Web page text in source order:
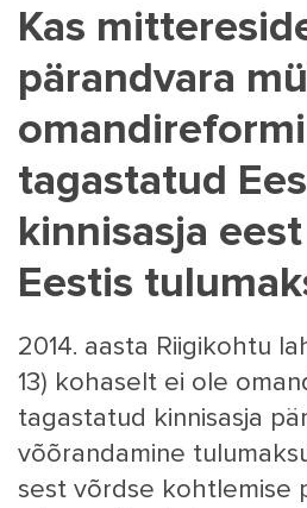
Kas
pärandvara
tagastatud
kinnisasja
Eestis
2014. aasta Riigikohtu
13) kohaselt ei ole
tagastatud kinnisasja
võõrandamine
sest võrdse kohtlemise